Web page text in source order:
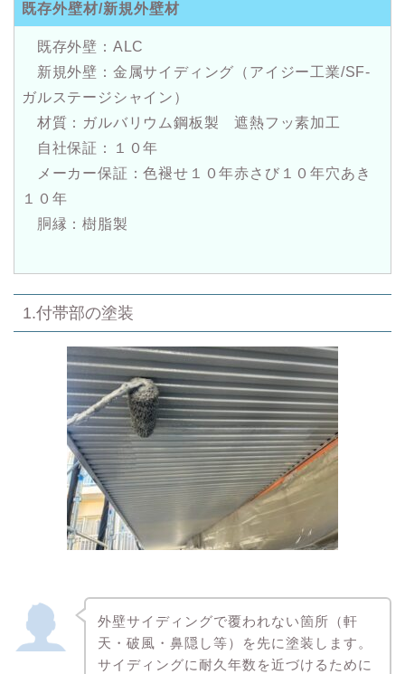
既存外壁材/新規外壁材
既存外壁：ALC
新規外壁：金属サイディング（アイジー工業/SF-
ガルステージシャイン）
材質：ガルバリウム鋼板製 遮熱フッ素加工
自社保証：１０年
メーカー保証：色褪せ１０年赤さび１０年穴あき
１０年
胴縁：樹脂製
1.付帯部の塗装
外壁サイディングで覆われない箇所（軒
天・破風・鼻隠し等）を先に塗装します。
サイディングに耐久年数を近づけるために